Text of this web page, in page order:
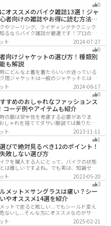
0
オススメのバイク雑誌13選！ジャ
者向けの雑誌やお得に読む方法も
やツーリング、ライディングテクニック
るならバイク雑誌が最適です！プロのラ
りと調べた情報とわかりやすい写真でま
ので、効率的に理解できます。そんなバ
ンル別にオススメのバイク雑誌をまとめ
クサービスを利用すれば全ての雑誌をお
できるのでオススメです。
ト
2024-07-27
0
向けジャケットの選び方！種類別
も解説
にどんな上着を着たらいいか迷っている
用ジャケットは一般のジャケットとは違
に作られています。動きやすさ・快適
ザイン性など様々なメリットがありま
は、ジャケットの種類や選び方など初心
べきことをまとめました。
ト
2024-06-17
0
すめのおしゃれなファッションス
コーデ例やアイテムも紹介
の服は安全性を考慮する必要がありま
しゃれを捨ててダサい服装では乗りたく
せっかくならカッコよく風を切って街を
この記事では、そんな願いを叶えるた
行ファッションまでバイクに乗るときの
解説します。
ト
2023-11-11
1
びで絶対見るべき12のポイント！
敗しない選び方
クを購入する人にとって、バイクの状態
は難しいですよね。でも実は、知識ゼロ
12のポイント」に注目するだけで、中古
しを簡単に判断することができるんで
ントを押させて失敗しないバイク選びが
りましょう。
ト
2023-05-20
3
メット×サングラスは痛い？シー
やオススメ14選を紹介
ットで走ると眩しい...でもシールド変え
ないし...そんな方にオススメなのがサン
ングラスなら付け外しが自由で、眩しい
ト 2025-02-21